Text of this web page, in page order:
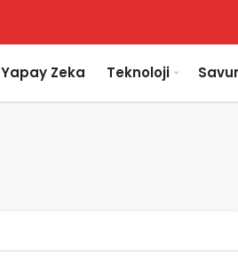
Yapay Zeka Teknoloji